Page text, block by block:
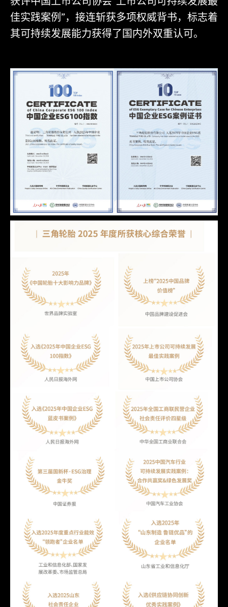
佳实践案例”，接连斩获多项权威背书，标志着
其可持续发展能力获得了国内外双重认可。